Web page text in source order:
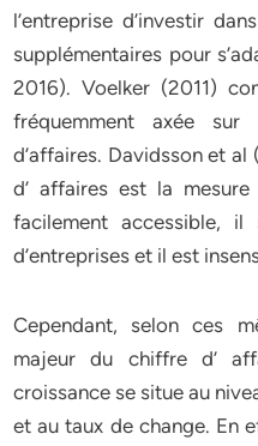
l’entreprise d’investir
supplémentaires pour
2016). Voelker (2011)
fréquemment axée
d’affaires. Davidsson et
d’ affaires est la
facilement accessible,
d’entreprises et il est
Cependant, selon ces
majeur du chiffre d’
croissance se situe au
et au taux de change. En